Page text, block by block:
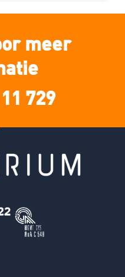
meer
729